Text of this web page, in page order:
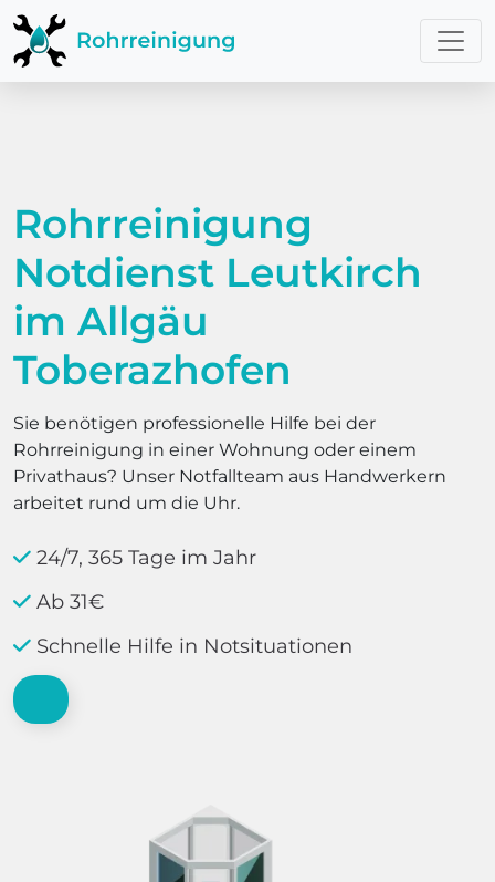
Rohrreinigung
Notdienst Leutkirch
im Allgäu
Toberazhofen
Sie benötigen professionelle Hilfe bei der
Rohrreinigung in einer Wohnung oder einem
Privathaus? Unser Notfallteam aus Handwerkern
arbeitet rund um die Uhr.
24/7, 365 Tage im Jahr
Ab 31€
Schnelle Hilfe in Notsituationen